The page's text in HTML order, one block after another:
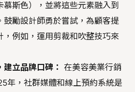
慕斯色），並將這些元素融入到
鼓勵設計師勇於嘗試，為顧客提
，例如，運用剪裁和吹整技巧來
立品牌口碑： 在美容美業行銷
年，社群媒體和線上預約系統是